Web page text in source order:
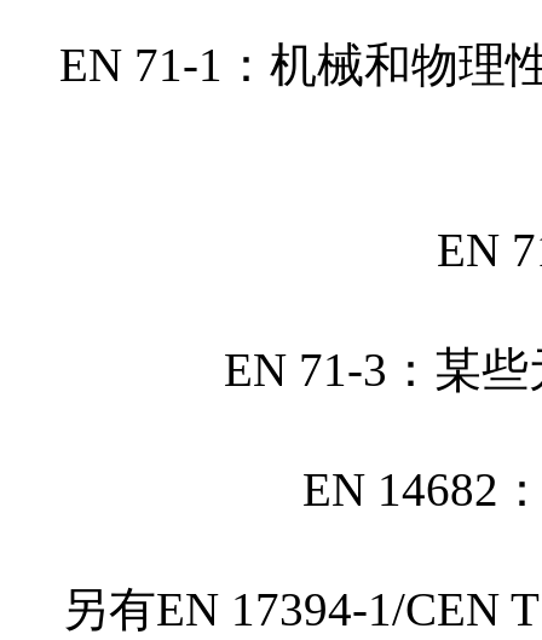
EN 71-1：机械和物理
EN
EN 71-3：某
EN 14682
另有EN 17394-1/CEN